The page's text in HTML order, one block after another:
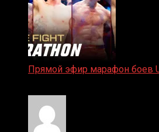
Прямой эфир марафон боев